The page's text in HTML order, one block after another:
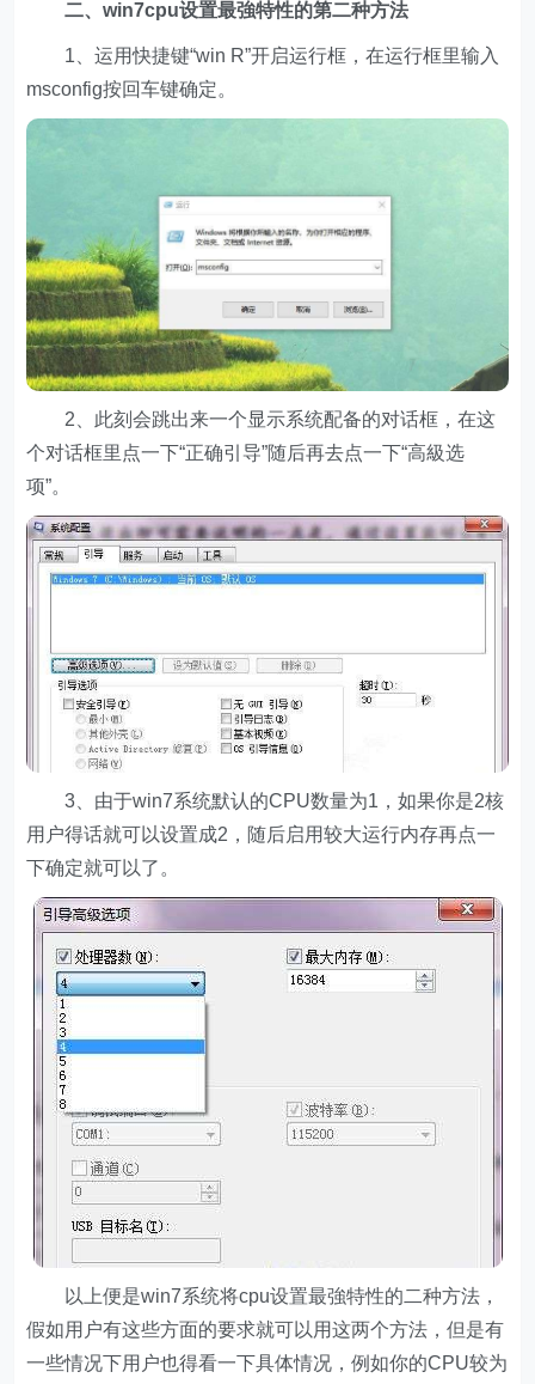
二、win7cpu设置最強特性的第二种方法
1、运用快捷键“win R”开启运行框，在运行框里输入
msconfig按回车键确定。
2、此刻会跳出来一个显示系统配备的对话框，在这
个对话框里点一下“正确引导”随后再去点一下“高級选
项”。
3、由于win7系统默认的CPU数量为1，如果你是2核
用户得话就可以设置成2，随后启用较大运行内存再点一
下确定就可以了。
以上便是win7系统将cpu设置最強特性的二种方法，
假如用户有这些方面的要求就可以用这两个方法，但是有
一些情况下用户也得看一下具体情况，例如你的CPU较为